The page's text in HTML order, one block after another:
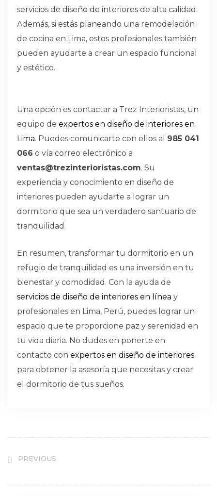
servicios de diseño de interiores de alta calidad.
Además, si estás planeando una remodelación
de cocina en Lima, estos profesionales también
pueden ayudarte a crear un espacio funcional
y estético.
Una opción es contactar a Trez Interioristas, un
equipo de expertos en diseño de interiores en
Lima. Puedes comunicarte con ellos al 985 041
066 o vía correo electrónico a
ventas@trezinterioristas.com. Su
experiencia y conocimiento en diseño de
interiores pueden ayudarte a lograr un
dormitorio que sea un verdadero santuario de
tranquilidad.
En resumen, transformar tu dormitorio en un
refugio de tranquilidad es una inversión en tu
bienestar y comodidad. Con la ayuda de
servicios de diseño de interiores en línea y
profesionales en Lima, Perú, puedes lograr un
espacio que te proporcione paz y serenidad en
tu vida diaria. No dudes en ponerte en
contacto con expertos en diseño de interiores
para obtener la asesoría que necesitas y crear
el dormitorio de tus sueños.
PREVIOUS